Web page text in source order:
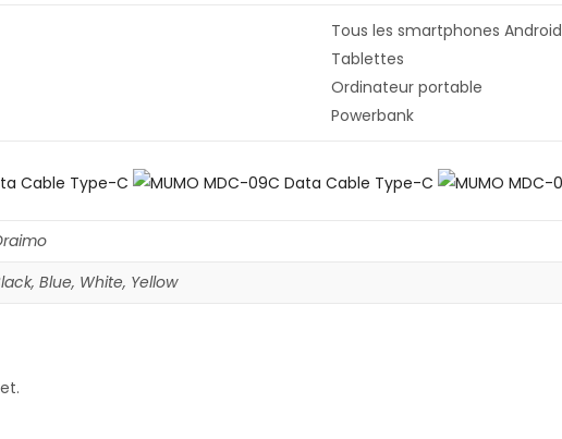
Tous les smartphones Android
Tablettes
Ordinateur portable
Powerbank
Blue, White, Yellow